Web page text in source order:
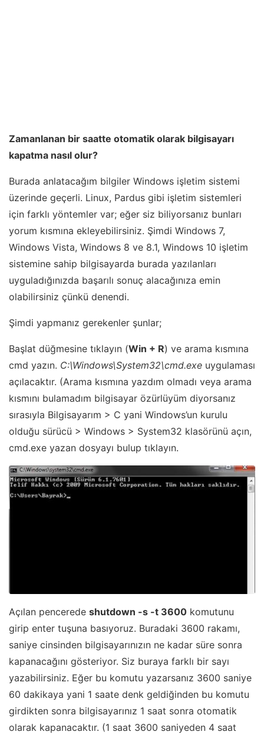
Zamanlanan bir saatte otomatik olarak bilgisayarı
kapatma nasıl olur?
Burada anlatacağım bilgiler Windows işletim sistemi
üzerinde geçerli. Linux, Pardus gibi işletim sistemleri
için farklı yöntemler var; eğer siz biliyorsanız bunları
yorum kısmına ekleyebilirsiniz. Şimdi Windows 7,
Windows Vista, Windows 8 ve 8.1, Windows 10 işletim
sistemine sahip bilgisayarda burada yazılanları
uyguladığınızda başarılı sonuç alacağınıza emin
olabilirsiniz çünkü denendi.
Şimdi yapmanız gerekenler şunlar;
Başlat düğmesine tıklayın (Win + R) ve arama kısmına
cmd yazın. C:\Windows\System32\cmd.exe uygulaması
açılacaktır. (Arama kısmına yazdım olmadı veya arama
kısmını bulamadım bilgisayar özürlüyüm diyorsanız
sırasıyla Bilgisayarım > C yani Windows’un kurulu
olduğu sürücü > Windows > System32 klasörünü açın,
cmd.exe yazan dosyayı bulup tıklayın.
Açılan pencerede shutdown -s -t 3600 komutunu
girip enter tuşuna basıyoruz. Buradaki 3600 rakamı,
saniye cinsinden bilgisayarınızın ne kadar süre sonra
kapanacağını gösteriyor. Siz buraya farklı bir sayı
yazabilirsiniz. Eğer bu komutu yazarsanız 3600 saniye
60 dakikaya yani 1 saate denk geldiğinden bu komutu
girdikten sonra bilgisayarınız 1 saat sonra otomatik
olarak kapanacaktır. (1 saat 3600 saniyeden 4 saat